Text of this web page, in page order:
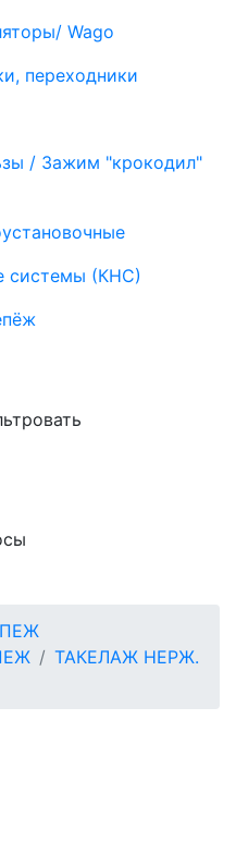
Wago
переходники
/ Зажим "крокодил"
системы (КНС)
ТАКЕЛАЖ НЕРЖ.